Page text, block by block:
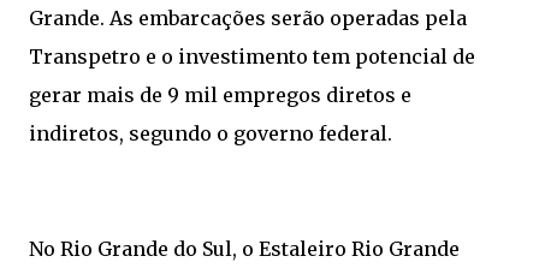
Grande. As embarcações serão operadas pela
Transpetro e o investimento tem potencial de
gerar mais de 9 mil empregos diretos e
indiretos, segundo o governo federal.
No Rio Grande do Sul, o Estaleiro Rio Grande